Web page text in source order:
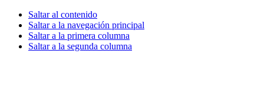
Saltar al contenido
Saltar a la navegación principal
Saltar a la primera columna
Saltar a la segunda columna